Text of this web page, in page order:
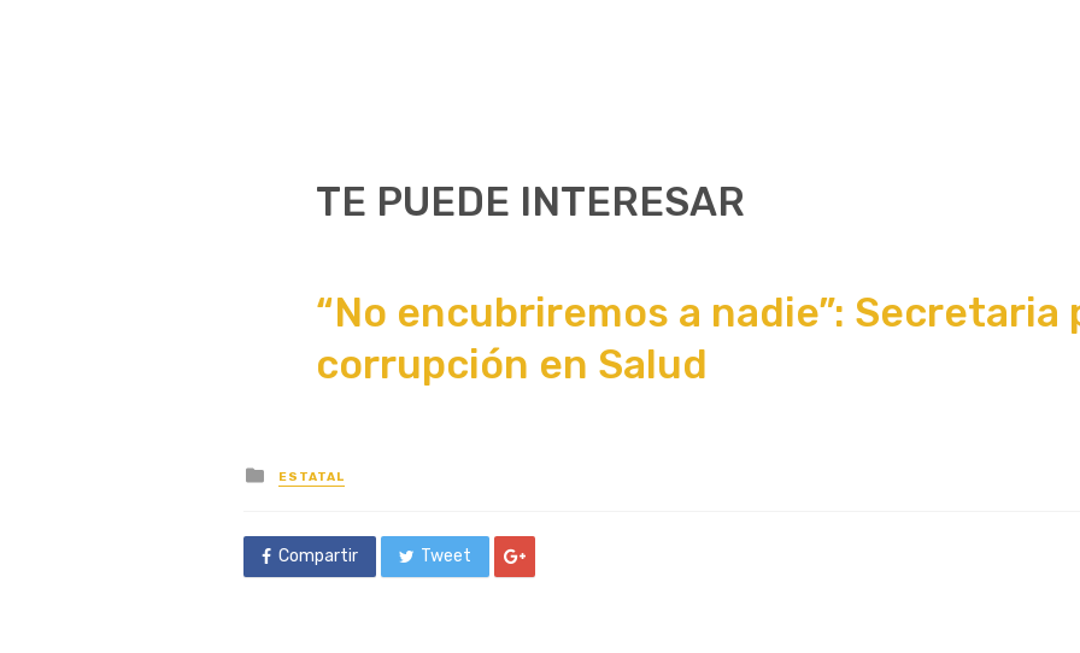
TE PUEDE INTERESAR
“No encubriremos a nadie”: Secretaria
corrupción en Salud
Posted
in
ESTATAL
Compartir Tweet